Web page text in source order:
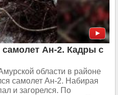
Ан-2. Кадры с
области в районе
самолет Ан-2. Набирая
и загорелся. По